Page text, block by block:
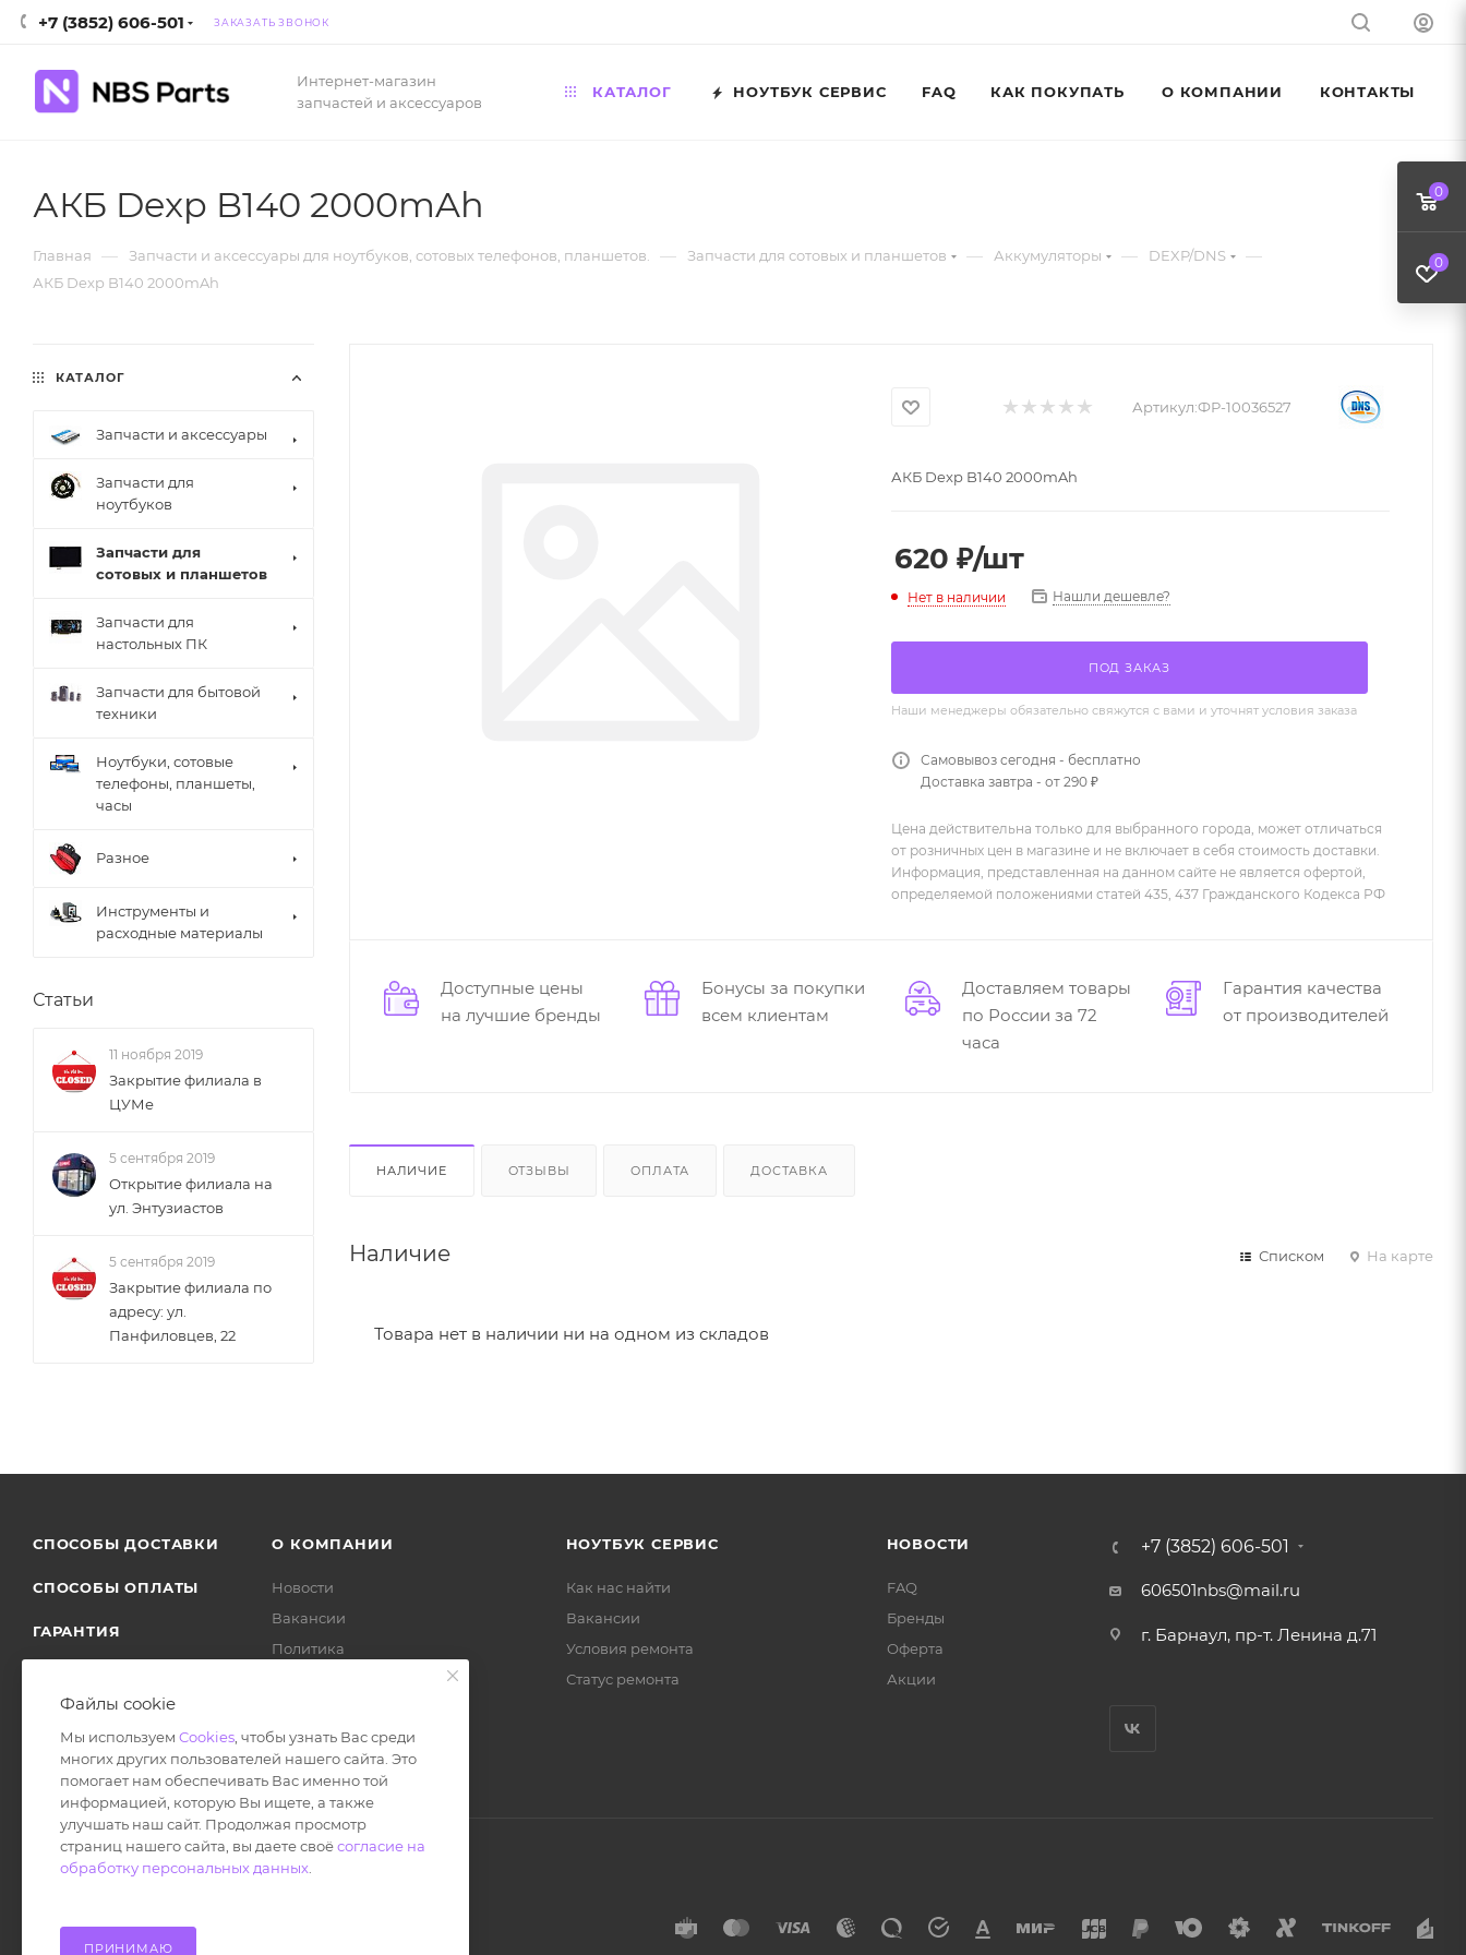
+7 (3852) 606-501 ЗАКАЗАТЬ ЗВОНОК
Интернет-магазин
запчастей и аксессуаров
КАТАЛОГ НОУТБУК СЕРВИС FAQ КАК ПОКУПАТЬ О КОМПАНИИ КОНТАКТЫ
АКБ Dexp B140 2000mAh
Главная — Запчасти и аксессуары для ноутбуков, сотовых телефонов, планшетов. — Запчасти для сотовых и планшетов — Аккумуляторы — DEXP/DNS —
АКБ Dexp B140 2000mAh
Артикул:ФР-10036527
АКБ Dexp B140 2000mAh
620 ₽/шт
Нет в наличии Нашли дешевле?
ПОД ЗАКАЗ
Наши менеджеры обязательно свяжутся с вами и уточнят условия заказа
Самовывоз сегодня - бесплатно
Доставка завтра - от 290 ₽
Цена действительна только для выбранного города, может отличаться
от розничных цен в магазине и не включает в себя стоимость доставки.
Информация, представленная на данном сайте не является офертой,
определяемой положениями статей 435, 437 Гражданского Кодекса РФ
Доступные цены
на лучшие бренды
Бонусы за покупки
всем клиентам
Доставляем товары
по России за 72
часа
Гарантия качества
от производителей
НАЛИЧИЕ ОТЗЫВЫ ОПЛАТА ДОСТАВКА
Наличие Списком На карте
Товара нет в наличии ни на одном из складов
КАТАЛОГ
Запчасти и аксессуары
Запчасти для
ноутбуков
Запчасти для
сотовых и планшетов
Запчасти для
настольных ПК
Запчасти для бытовой
техники
Ноутбуки, сотовые
телефоны, планшеты,
часы
Разное
Инструменты и
расходные материалы
Статьи
11 ноября 2019
Закрытие филиала в
ЦУМе
5 сентября 2019
Открытие филиала на
ул. Энтузиастов
5 сентября 2019
Закрытие филиала по
адресу: ул.
Панфиловцев, 22
СПОСОБЫ ДОСТАВКИ
СПОСОБЫ ОПЛАТЫ
ГАРАНТИЯ
О КОМПАНИИ
Новости
Вакансии
Политика
НОУТБУК СЕРВИС
Как нас найти
Вакансии
Условия ремонта
Статус ремонта
НОВОСТИ
FAQ
Бренды
Оферта
Акции
+7 (3852) 606-501
606501nbs@mail.ru
г. Барнаул, пр-т. Ленина д.71
0
0
Файлы cookie
Мы используем Cookies , чтобы узнать Вас среди
многих других пользователей нашего сайта. Это
помогает нам обеспечивать Вас именно той
информацией, которую Вы ищете, а также
улучшать наш сайт. Продолжая просмотр
страниц нашего сайта, вы даете своёсогласие на
обработку персональных данных
ПРИНИМАЮ